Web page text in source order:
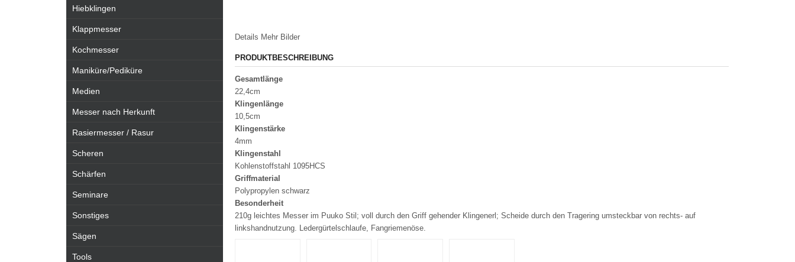
Details Mehr Bilder
PRODUKTBESCHREIBUNG
Gesamtlänge
22,4cm
Klingenlänge
10,5cm
Klingenstärke
4mm
Klingenstahl
Kohlenstoffstahl 1095HCS
Griffmaterial
Polypropylen schwarz
Besonderheit
210g leichtes Messer im Puuko Stil; voll durch den Griff gehender Klingenerl; Scheide durch den Tragering umsteckbar von rechts- auf
linkshandnutzung. Ledergürtelschlaufe, Fangriemenöse.
Hiebklingen
Klappmesser
Kochmesser
Maniküre/Pediküre
Medien
Messer nach Herkunft
Rasiermesser / Rasur
Scheren
Schärfen
Seminare
Sonstiges
Sägen
Tools